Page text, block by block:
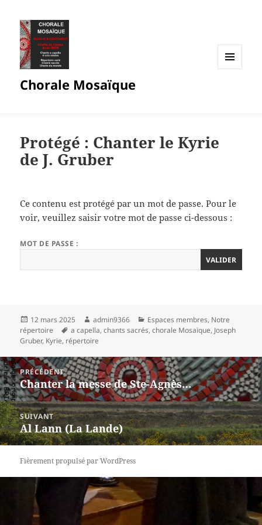
Chorale Mosaïque
Protégé : Chanter le Kyrie
de J. Gruber
Ce contenu est protégé par un mot de passe. Pour le
voir, veuillez saisir votre mot de passe ci-dessous :
MOT DE PASSE :
Publié
le
12 mars 2025 Auteur
admin9366 Catégories
Espaces membres, Notre
répertoire
Mots-
clés
a capella,chants sacrés,chorale Mosaïque, Joseph
Gruber, Kyrie, répertoire
Navigation
de
l’article
PRÉCÉDENT
Article
précédent :
Chanter la messe de Ste-Agnès…
SUIVANT
Article
suivant :
Al Lann (La Lande)
Fièrement propulsé par WordPress